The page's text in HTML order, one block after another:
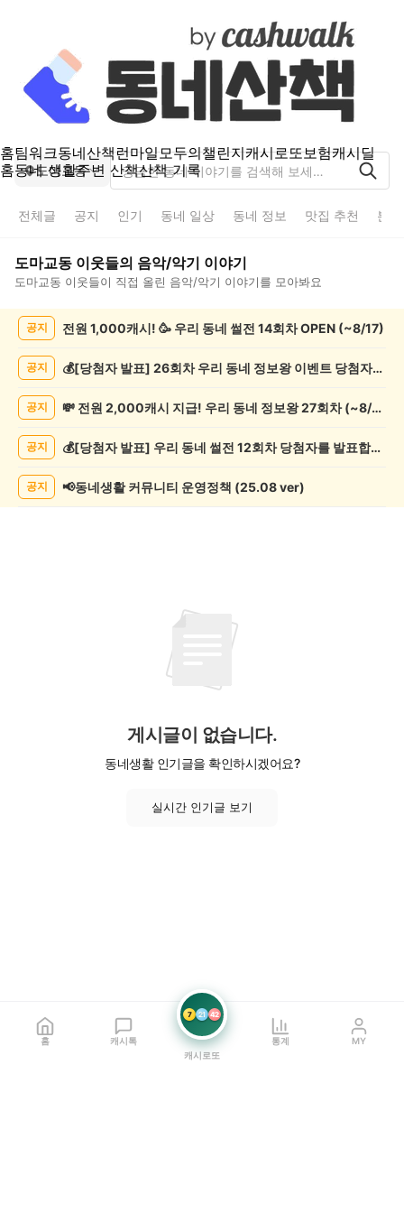
홈팀워크동네산책런마일모두의챌린지캐시로또보험캐시딜
홈동네 생활주변 산책산책 기록
도마교동
전체글 공지 인기 동네 일상 동네 정보 맛집 추천 분
도마교동 이웃들의 음악/악기 이야기
도마교동 이웃들이 직접 올린 음악/악기 이야기를 모아봐요
악/
목
공지 전원 1,000캐시! 🥳 우리 동네 썰전 14회차 OPEN (~8/17)
공지 💰[당첨자 발표] 26회차 우리 동네 정보왕 이벤트 당첨자를 발표합니다!
공지 💸 전원 2,000캐시 지급! 우리 동네 정보왕 27회차 (~8/10)
공지 💰[당첨자 발표] 우리 동네 썰전 12회차 당첨자를 발표합니다!
공지 📢동네생활 커뮤니티 운영정책 (25.08 ver)
게시글이 없습니다.
동네생활 인기글을 확인하시겠어요?
실시간 인기글 보기
홈 캐시톡
7 21 42
캐시로또
통계 MY